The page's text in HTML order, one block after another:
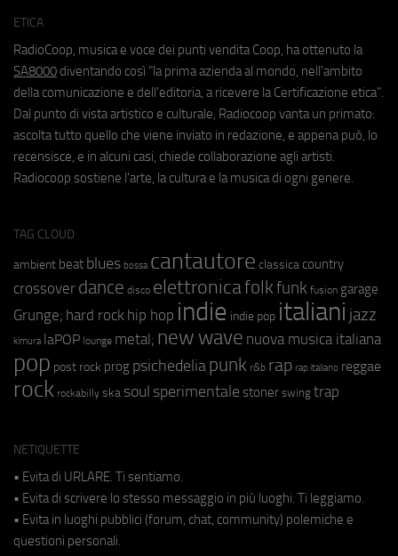
ETICA
RadioCoop, musica e voce dei punti vendita Coop, ha ottenuto la
SA8000 diventando così "la prima azienda al mondo, nell'ambito
della comunicazione e dell'editoria, a ricevere la Certificazione etica".
Dal punto di vista artistico e culturale, Radiocoop vanta un primato:
ascolta tutto quello che viene inviato in redazione, e appena può, lo
recensisce, e in alcuni casi, chiede collaborazione agli artisti.
Radiocoop sostiene l'arte, la cultura e la musica di ogni genere.
TAG CLOUD
ambient beat blues bossa cantautore classica country
crossover dance disco elettronicafolkfunk fusion garage
Grunge; hard rock hip hop indie indie pop italiani jazz
kimura laPOP lounge metal; new wave nuova musica italiana
pop post rock prog psichedeliapunk r&b rap rap italiano reggae
rock rockabilly ska soul sperimentale stoner swing trap
NETIQUETTE
• Evita di URLARE. Ti sentiamo.
• Evita di scrivere lo stesso messaggio in più luoghi. Ti leggiamo.
• Evita in luoghi pubblici (forum, chat, community) polemiche e
questioni personali.